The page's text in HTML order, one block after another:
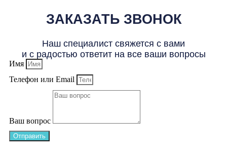
ЗАКАЗАТЬ ЗВОНОК
Наш специалист свяжется с вами
и с радостью ответит на все ваши вопросы
Имя
Телефон или Email
Ваш вопрос
Отправить